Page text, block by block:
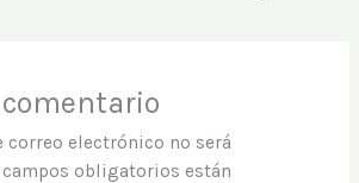
correo electrónico no será
campos obligatorios están